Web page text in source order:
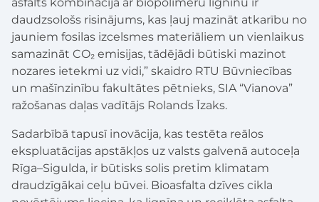
daudzsološs risinājums, kas ļauj mazināt atkarību no
jauniem fosilas izcelsmes materiāliem un vienlaikus
samazināt CO₂ emisijas, tādējādi būtiski mazinot
nozares ietekmi uz vidi,” skaidro RTU Būvniecības
un mašīnzinību fakultātes pētnieks, SIA “Vianova”
ražošanas daļas vadītājs Rolands Īzaks.
Sadarbībā tapusī inovācija, kas testēta reālos
ekspluatācijas apstākļos uz valsts galvenā autoceļa
Rīga–Sigulda, ir būtisks solis pretim klimatam
draudzīgākai ceļu būvei. Bioasfalta dzīves cikla